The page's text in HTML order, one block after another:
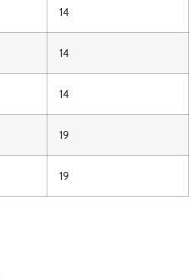
14
14
14
19
19